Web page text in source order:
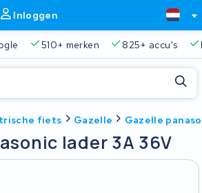
Inloggen
510+ merken 825+ accu's
fiets Gazelle Gazelle
lader 3A 36V
Sluiten
Sluiten
in de zoekbalk om te zoeken